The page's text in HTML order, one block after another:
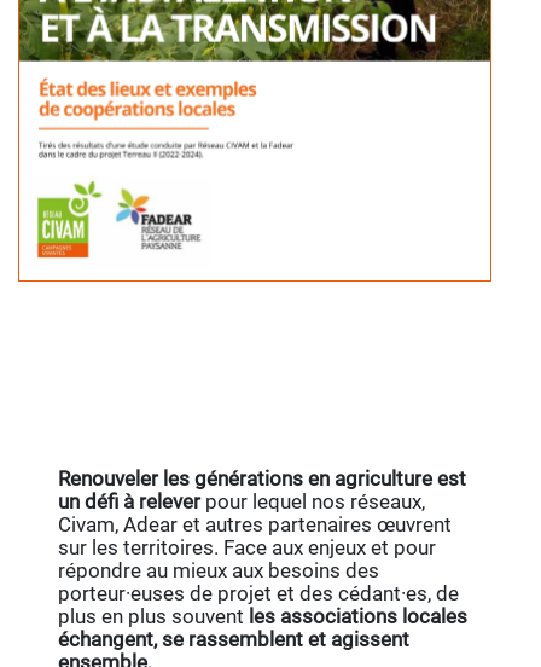
Renouveler les générations en agriculture est
un défi à releverpour lequel nos réseaux,
Civam, Adear et autres partenaires œuvrent
sur les territoires. Face aux enjeux et pour
répondre au mieux aux besoins des
porteur·euses de projet et des cédant·es, de
plus en plus souvent les associations locales
échangent, se rassemblent et agissent